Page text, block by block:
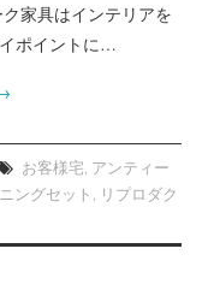
家具はインテリアを
ポイントに…
お客様宅, アンティー
ングセット , リプロダク